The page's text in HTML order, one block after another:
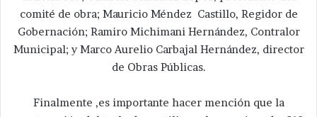
comité de obra; Mauricio Méndez Castillo, Regidor de
Gobernación; Ramiro Michimani Hernández, Contralor
Municipal; y Marco Aurelio Carbajal Hernández, director
de Obras Públicas.
Finalmente ,es importante hacer mención que la